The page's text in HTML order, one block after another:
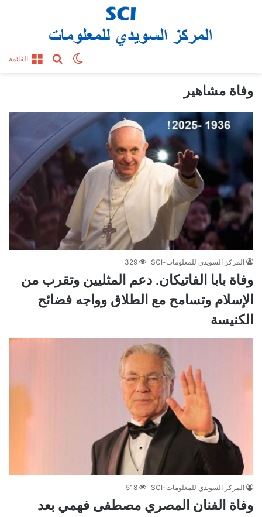
القائمةبحث عن
الوضع المظلم
وفاة مشاهير
المركز السويدي للمعلومات-SCI 329
وفاة بابا الفاتيكان. دعم المثليين وتقرب من
الإسلام وتسامح مع الطلاق وواجه فضائح
الكنيسة
المركز السويدي للمعلومات-SCI 518
وفاة الفنان المصري مصطفى فهمي بعد